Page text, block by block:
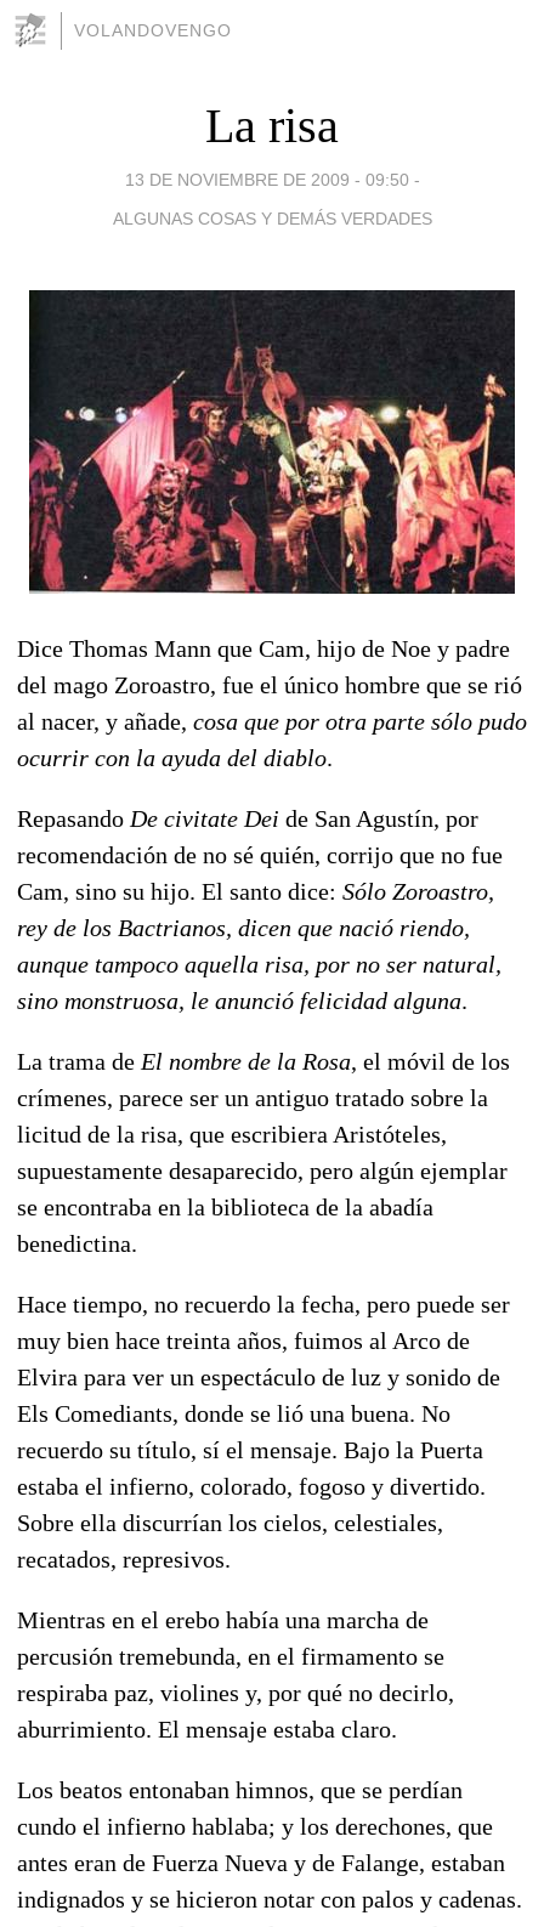
VOLANDOVENGO
La risa
13 DE NOVIEMBRE DE 2009 - 09:50 -
ALGUNAS COSAS Y DEMÁS VERDADES
Dice Thomas Mann que Cam, hijo de Noe y padre
del mago Zoroastro, fue el único hombre que se rió
al nacer, y añade, cosa que por otra parte sólo pudo
ocurrir con la ayuda del diablo.
Repasando De civitate Dei de San Agustín, por
recomendación de no sé quién, corrijo que no fue
Cam, sino su hijo. El santo dice: Sólo Zoroastro,
rey de los Bactrianos, dicen que nació riendo,
aunque tampoco aquella risa, por no ser natural,
sino monstruosa, le anunció felicidad alguna.
La trama de El nombre de la Rosa, el móvil de los
crímenes, parece ser un antiguo tratado sobre la
licitud de la risa, que escribiera Aristóteles,
supuestamente desaparecido, pero algún ejemplar
se encontraba en la biblioteca de la abadía
benedictina.
Hace tiempo, no recuerdo la fecha, pero puede ser
muy bien hace treinta años, fuimos al Arco de
Elvira para ver un espectáculo de luz y sonido de
Els Comediants, donde se lió una buena. No
recuerdo su título, sí el mensaje. Bajo la Puerta
estaba el infierno, colorado, fogoso y divertido.
Sobre ella discurrían los cielos, celestiales,
recatados, represivos.
Mientras en el erebo había una marcha de
percusión tremebunda, en el firmamento se
respiraba paz, violines y, por qué no decirlo,
aburrimiento. El mensaje estaba claro.
Los beatos entonaban himnos, que se perdían
cundo el infierno hablaba; y los derechones, que
antes eran de Fuerza Nueva y de Falange, estaban
indignados y se hicieron notar con palos y cadenas.